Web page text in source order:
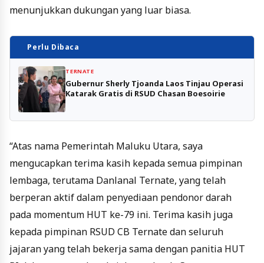
menunjukkan dukungan yang luar biasa.
Perlu Dibaca
TERNATE
Gubernur Sherly Tjoanda Laos Tinjau Operasi
Katarak Gratis di RSUD Chasan Boesoirie
“Atas nama Pemerintah Maluku Utara, saya
mengucapkan terima kasih kepada semua pimpinan
lembaga, terutama Danlanal Ternate, yang telah
berperan aktif dalam penyediaan pendonor darah
pada momentum HUT ke-79 ini. Terima kasih juga
kepada pimpinan RSUD CB Ternate dan seluruh
jajaran yang telah bekerja sama dengan panitia HUT